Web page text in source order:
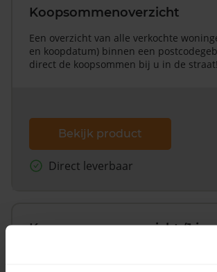
Koopsommenoverzicht
Een overzicht van alle verkochte
en koopdatum) binnen een
direct de koopsommen bij u in de straat!
Bekijk product
Direct leverbaar
Koopsommenoverzicht (1